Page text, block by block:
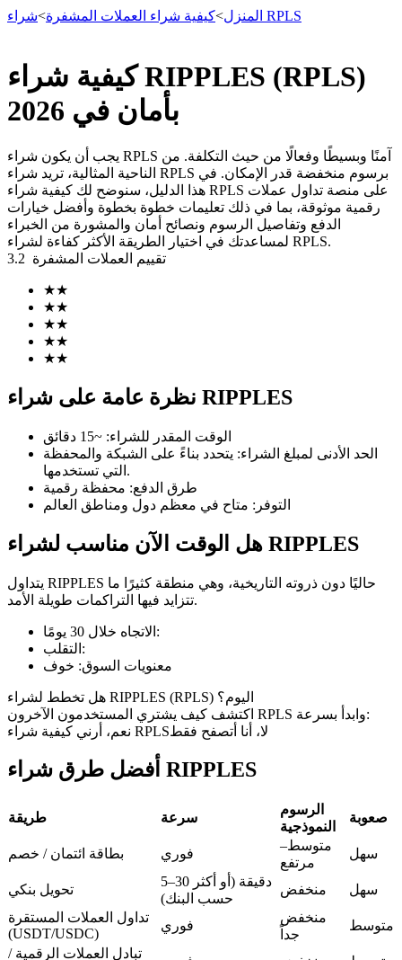
العقود الآجلة
العقود الآجلة لـ COIN-M
TradFi
مشتقات الأسهم والعملات الأجنبية والمعادن الثمينة والسلع
المنزل>كيفية شراء العملات المشفرة> شراء RPLS
كيفية شراء RIPPLES (RPLS)
بأمان في 2026
يجب أن يكون شراء RPLS آمنًا وبسيطًا وفعالًا من حيث التكلفة. من
الناحية المثالية، تريد شراء RPLS برسوم منخفضة قدر الإمكان. في
هذا الدليل، سنوضح لك كيفية شراء RPLS على منصة تداول عملات
رقمية موثوقة، بما في ذلك تعليمات خطوة بخطوة وأفضل خيارات
الدفع وتفاصيل الرسوم ونصائح أمان والمشورة من الخبراء
لمساعدتك في اختيار الطريقة الأكثر كفاءة لشراء RPLS.
تقييم العملات المشفرة 3.2
★★
★★
★★
★★
★★
نظرة عامة على شراء RIPPLES
الوقت المقدر للشراء: ~15 دقائق
الحد الأدنى لمبلغ الشراء: يتحدد بناءً على الشبكة والمحفظة
التي تستخدمها.
طرق الدفع: محفظة رقمية
التوفر : متاح في معظم دول ومناطق العالم
هل الوقت الآن مناسب لشراء RIPPLES
يتداول RIPPLES حاليًا دون ذروته التاريخية، وهي منطقة كثيرًا ما
تتزايد فيها التراكمات طويلة الأمد.
الاتجاه خلال 30 يومًا :
التقلب :
معنويات السوق: خوف
هل تخطط لشراء RIPPLES (RPLS) اليوم؟
اكتشف كيف يشتري المستخدمون الآخرون RPLS وابدأ بسرعة:
نعم، أرني كيفية شراء RPLSلا، أنا أتصفح فقط
أفضل طرق شراء RIPPLES
طريقة سرعة
الرسوم
النموذجية
صعوبة
بطاقة ائتمان / خصم فوري
متوسط–
مرتفع
سهل
تحويل بنكي
5–30 دقيقة (أو أكثر
حسب البنك)
منخفض
سهل
تداول العملات المستقرة
(USDT/USDC)
فوري
منخفض
جداً
متوسط
تبادل العملات الرقمية /